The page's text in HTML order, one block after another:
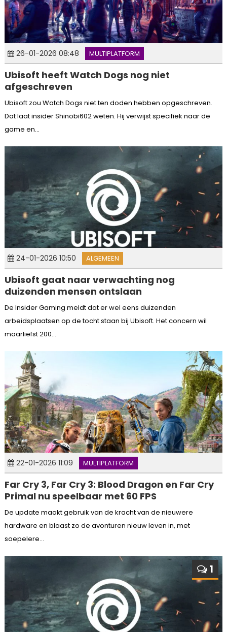
26-01-2026 08:48 MULTIPLATFORM
Ubisoft heeft Watch Dogs nog niet
afgeschreven
Ubisoft zou Watch Dogs niet ten doden hebben opgeschreven.
Dat laat insider Shinobi602 weten. Hij verwijst specifiek naar de
game en...
24-01-2026 10:50 ALGEMEEN
Ubisoft gaat naar verwachting nog
duizenden mensen ontslaan
De Insider Gaming meldt dat er wel eens duizenden
arbeidsplaatsen op de tocht staan bij Ubisoft. Het concern wil
maarliefst 200...
22-01-2026 11:09 MULTIPLATFORM
Far Cry 3, Far Cry 3: Blood Dragon en Far Cry
Primal nu speelbaar met 60 FPS
De update maakt gebruik van de kracht van de nieuwere
hardware en blaast zo de avonturen nieuw leven in, met
soepelere...
1